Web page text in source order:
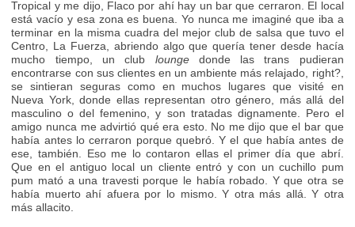
Tropical y me dijo, Flaco por ahí hay un bar que cerraron. El local
está vacío y esa zona es buena. Yo nunca me imaginé que iba a
terminar en la misma cuadra del mejor club de salsa que tuvo el
Centro, La Fuerza, abriendo algo que quería tener desde hacía
mucho tiempo, un club loungedonde las trans pudieran
encontrarse con sus clientes en un ambiente más relajado, right?,
se sintieran seguras como en muchos lugares que visité en
Nueva York, donde ellas representan otro género, más allá del
masculino o del femenino, y son tratadas dignamente. Pero el
amigo nunca me advirtió qué era esto. No me dijo que el bar que
había antes lo cerraron porque quebró. Y el que había antes de
ese, también. Eso me lo contaron ellas el primer día que abrí.
Que en el antiguo local un cliente entró y con un cuchillo pum
pum mató a una travesti porque le había robado. Y que otra se
había muerto ahí afuera por lo mismo. Y otra más allá. Y otra
más allacito.